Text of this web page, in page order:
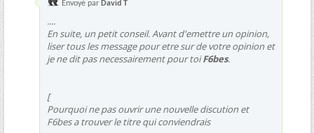
Envoyé par David T
....
En suite, un petit conseil. Avant d'emettre un opinion,
liser tous les message pour etre sur de votre opinion et
je ne dit pas necessairement pour toiF6bes.
[
Pourquoi ne pas ouvrir une nouvelle discution et
F6bes a trouver le titre qui conviendrais